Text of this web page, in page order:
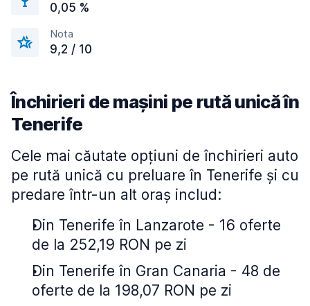
0,05 %
Nota
9,2 / 10
Închirieri de mașini pe rută unică în
Tenerife
Cele mai căutate opțiuni de închirieri auto
pe rută unică cu preluare în Tenerife și cu
predare într-un alt oraș includ:
Din Tenerife în Lanzarote - 16 oferte
de la 252,19 RON pe zi
Din Tenerife în Gran Canaria - 48 de
oferte de la 198,07 RON pe zi